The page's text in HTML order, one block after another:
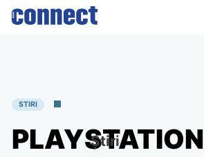
Skip
STIRI
PLAYSTATION
Știri